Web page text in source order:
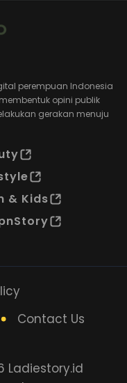
perempuan Indonesia
opini publik
gerakan menuju
& Kids
Contact Us
Ladiestory.id